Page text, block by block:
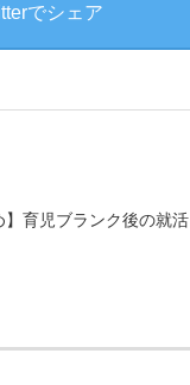
でシェア
】育児ブランク後の就活